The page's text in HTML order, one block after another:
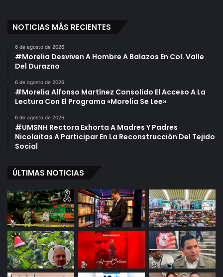
NOTICIAS MÁS RECIENTES
6 de agosto de 2026
#Morelia Desviven A Hombre A Balazos En Col. Valle
Del Durazno
6 de agosto de 2026
#Morelia Alfonso Martínez Consolido El Acceso A La
Lectura Con El Programa «Morelia Se Lee»
6 de agosto de 2026
#UMSNH Rectora Exhorta A Madres Y Padres
Nicolaitas A Participar En La Reconstrucción Del Tejido
Social
ÚLTIMAS NOTICIAS